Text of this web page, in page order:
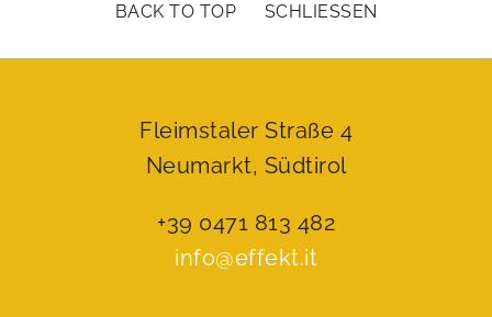
BACK TO TOP SCHLIESSEN
Fleimstaler Straße 4
Neumarkt, Südtirol
+39 0471 813 482
info@effekt.it